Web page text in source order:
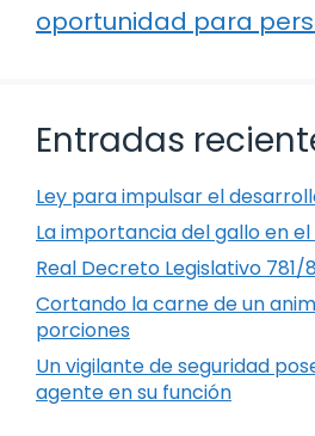
oportunidad para
Entradas
Ley para impulsar el
La importancia del gallo en
Real Decreto Legislativo 781/
Cortando la carne de un
porciones
Un vigilante de seguridad
agente en su función